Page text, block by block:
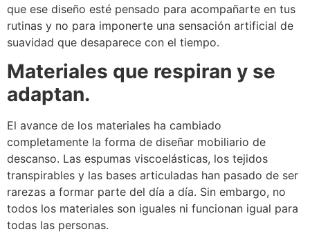
que ese diseño esté pensado para acompañarte en tus
rutinas y no para imponerte una sensación artificial de
suavidad que desaparece con el tiempo.
Materiales que respiran y se
adaptan.
El avance de los materiales ha cambiado
completamente la forma de diseñar mobiliario de
descanso. Las espumas viscoelásticas, los tejidos
transpirables y las bases articuladas han pasado de ser
rarezas a formar parte del día a día. Sin embargo, no
todos los materiales son iguales ni funcionan igual para
todas las personas.